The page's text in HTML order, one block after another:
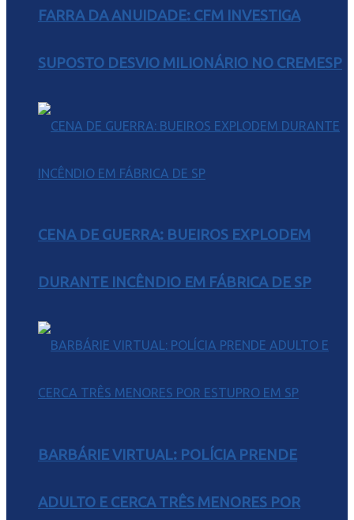
FARRA DA ANUIDADE: CFM INVESTIGA
SUPOSTO DESVIO MILIONÁRIO NO CREMESP
CENA DE GUERRA: BUEIROS EXPLODEM
DURANTE INCÊNDIO EM FÁBRICA DE SP
BARBÁRIE VIRTUAL: POLÍCIA PRENDE
ADULTO E CERCA TRÊS MENORES POR